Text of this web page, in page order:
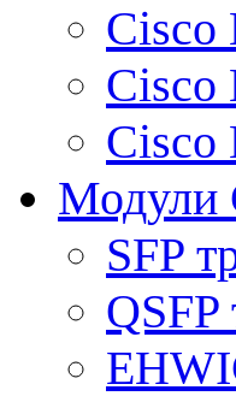
Cisco
Cisco
Cisco
Модули
SFP
QSFP